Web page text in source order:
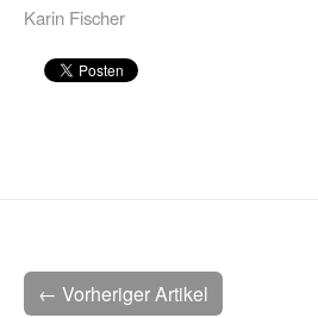
Karin Fischer
← Vorheriger Artikel